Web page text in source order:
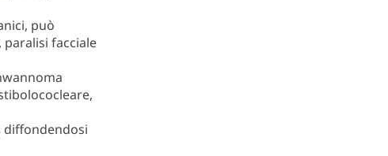
può
facciale
diffondendosi